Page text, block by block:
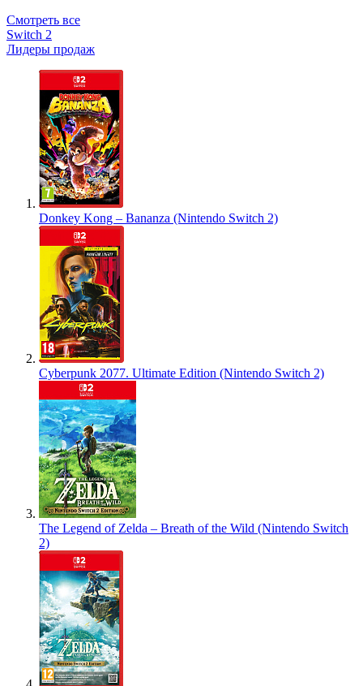
Смотреть все
Switch 2
Лидеры продаж
Donkey Kong – Bananza (Nintendo Switch 2)
Cyberpunk 2077. Ultimate Edition (Nintendo Switch 2)
The Legend of Zelda – Breath of the Wild (Nintendo Switch
2)